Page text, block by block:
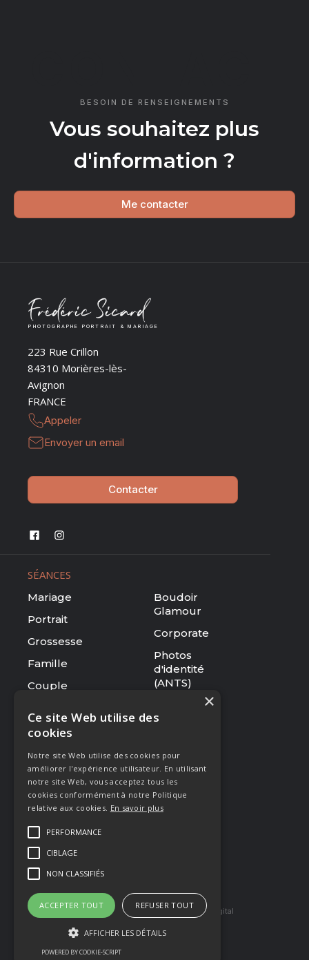
BESOIN DE RENSEIGNEMENTS
Vous souhaitez plus
d'information ?
Me contacter
PHOTOGRAPHE PORTRAIT & MARIAGE
223 Rue Crillon
84310 Morières-lès-
Avignon
FRANCE
Appeler
Envoyer un email
Contacter
SÉANCES
Mariage
Portrait
Grossesse
Famille
Couple
Boudoir
Glamour
Corporate
Photos
d'identité
(ANTS)
RESSOURCES
Le studio
Galerie
Blog
Mentions légales
CGV
Presse & Distinctions
Site réaliser par Arkilium et Kozé Digital
Ce site Web utilise des
cookies
Notre site Web utilise des cookies pour
améliorer l'expérience utilisateur. En utilisant
notre site Web, vous acceptez tous les
cookies conformément à notre Politique
relative aux cookies. En savoir plus
PERFORMANCE
CIBLAGE
NON CLASSIFIÉS
ACCEPTER TOUT REFUSER TOUT
AFFICHER LES DÉTAILS
POWERED BY COOKIE-SCRIPT
×